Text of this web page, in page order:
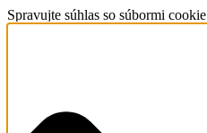
Spravujte súhlas so súbormi cookie